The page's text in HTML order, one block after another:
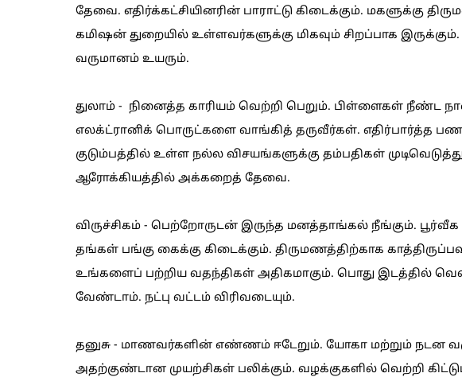
தேவை. எதிர்க்கட்சியினரின் பாராட்டு கிடைக்கும். மகளுக்கு
கமிஷன் துறையில் உள்ளவர்களுக்கு மிகவும் சிறப்பாக
வருமானம் உயரும்.
துலாம் - நினைத்த காரியம் வெற்றி பெறும். பிள்ளைகள் நீண்ட
எலக்ட்ரானிக் பொருட்களை வாங்கித் தருவீர்கள். எதிர்பார்த்த
குடும்பத்தில் உள்ள நல்ல விசயங்களுக்கு தம்பதிகள்
ஆரோக்கியத்தில் அக்கறைத் தேவை.
விருச்சிகம் - பெற்றோருடன் இருந்த மனத்தாங்கல் நீங்கும்.
தங்கள் பங்கு கைக்கு கிடைக்கும். திருமணத்திற்காக
உங்களைப் பற்றிய வதந்திகள் அதிகமாகும். பொது இடத்தில்
வேண்டாம். நட்பு வட்டம் விரிவடையும்.
தனுசு - மாணவர்களின் எண்ணம் ஈடேறும். யோகா மற்றும் நடன
அதற்குண்டான முயற்சிகள் பலிக்கும். வழக்குகளில் வெற்றி